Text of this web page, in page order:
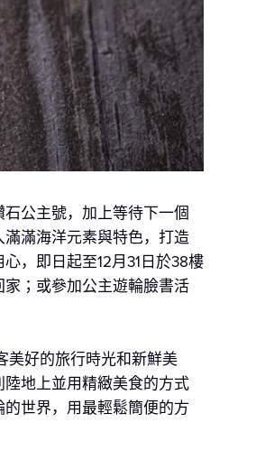
公主號，加上等待下一個
滿海洋元素與特色，打造
，即日起至12月31日於38樓
；或參加公主遊輪臉書活
美好的旅行時光和新鮮美
地上並用精緻美食的方式
世界，用最輕鬆簡便的方